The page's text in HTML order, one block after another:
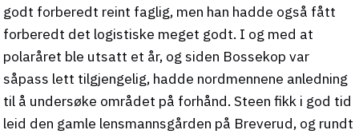
godt forberedt reint faglig, men han hadde også fått
forberedt det logistiske meget godt. I og med at
polaråret ble utsatt et år, og siden Bossekop var
såpass lett tilgjengelig, hadde nordmennene anledning
til å undersøke området på forhånd. Steen fikk i god tid
leid den gamle lensmannsgården på Breverud, og rundt